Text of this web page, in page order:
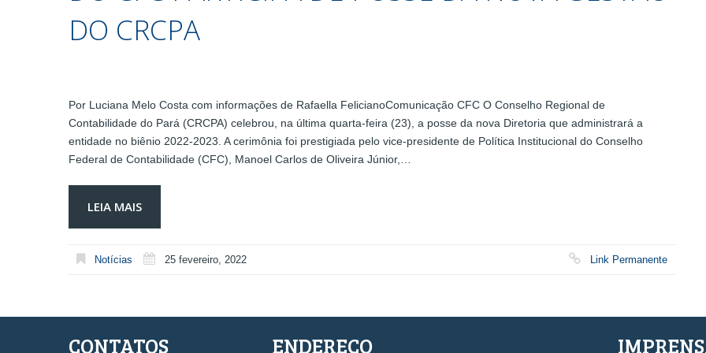
DO CRCPA
Por Luciana Melo Costa com informações de Rafaella FelicianoComunicação CFC O Conselho Regional de
Contabilidade do Pará (CRCPA) celebrou, na última quarta-feira (23), a posse da nova Diretoria que administrará a
entidade no biênio 2022-2023. A cerimônia foi prestigiada pelo vice-presidente de Política Institucional do Conselho
Federal de Contabilidade (CFC), Manoel Carlos de Oliveira Júnior,…
LEIA MAIS
Notícias 25 fevereiro, 2022 Link Permanente
CONTATOS ENDEREÇO